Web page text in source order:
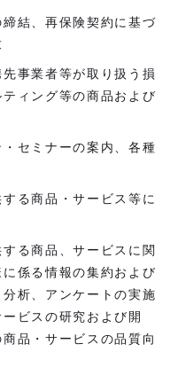
結、再保険契約に基づ
事業者等が取り扱う損
ィング等の商品および
セミナーの案内、各種
る商品・サービス等に
る商品、サービスに関
係る情報の集約および
析、アンケートの実施
ビスの研究および開
品・サービスの品質向